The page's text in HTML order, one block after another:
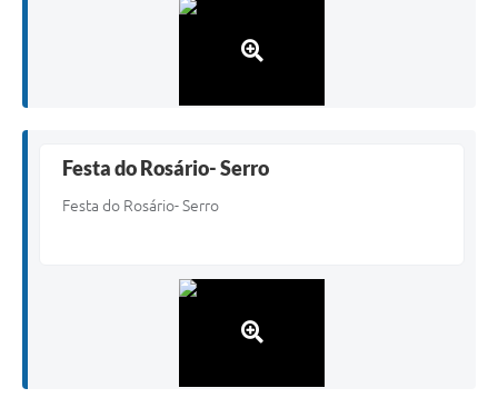
Festa do Rosário- Serro
Festa do Rosário- Serro